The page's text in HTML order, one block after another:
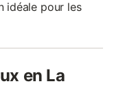
idéale pour les
en La